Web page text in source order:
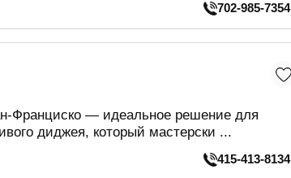
702-985-7354
Франциско — идеальное решение для
диджея, который мастерски ...
415-413-8134